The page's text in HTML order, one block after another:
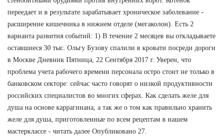
переедает и в результате зарабатывает хроническое заболевание -
расширение кишечника в нижнем отделе (мегаколон). Есть 2
варианта развития событий: 1) В течение 2 месяцев вы откладываете
оставшиеся 30 тыс. Ольгу Бузову спалили в кровати посреди дороги
в Москве Дневник Пятница, 22 Сентября 2017 г. Уверен, что
проблема учета рабочего времени персонала остро стоит не только в
банковском секторе: сейчас часто говорят о низкой продуктивности
российских специалистов во многих сферах. Как сделать желе для
душа на основе каррагинана, а так же о том как правильно хранить
желе для душа, приготовленные по всем рецептам в нашем
мастерклассе - читать далее Опубликовано 27.